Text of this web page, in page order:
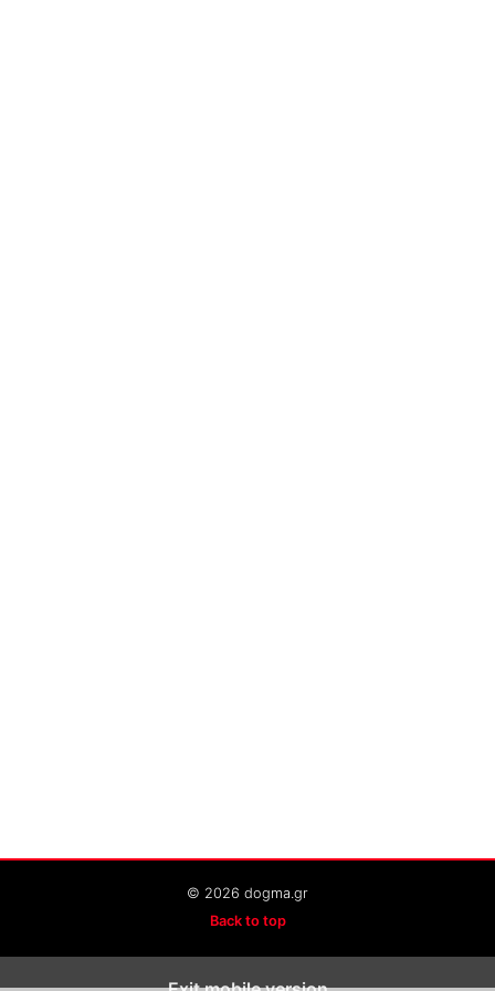
© 2026 dogma.gr
Back to top